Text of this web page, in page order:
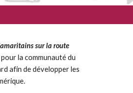
sur la route
la communauté du
afin de développer les